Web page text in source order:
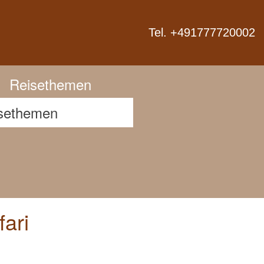
Reisethemen
Tel. +491777720002